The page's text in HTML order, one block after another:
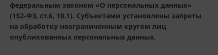
федеральным законом «О персональных данных»
(152-ФЗ, ст.6, 10.1). Субъектами установлены запреты
на обработку неограниченным кругом лиц
опубликованных персональных данных.